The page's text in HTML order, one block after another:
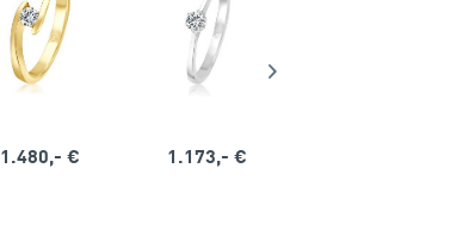
1.480,- € 1.173,- €